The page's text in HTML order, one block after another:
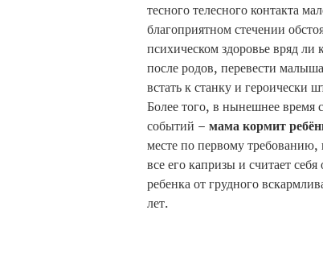
тесного телесного контакта
благоприятном стечении
психическом здоровье вряд ли
после родов, перевести
встать к станку и героически
Более того, в нынешнее время
событий – мама кормит
месте по первому требованию,
все его капризы и считает
ребенка от грудного
лет.